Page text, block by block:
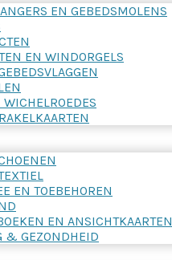
EN GEBEDSMOLENS
EN WINDORGELS
EN TOEBEHOREN
EN ANSICHTKAARTEN
& GEZONDHEID